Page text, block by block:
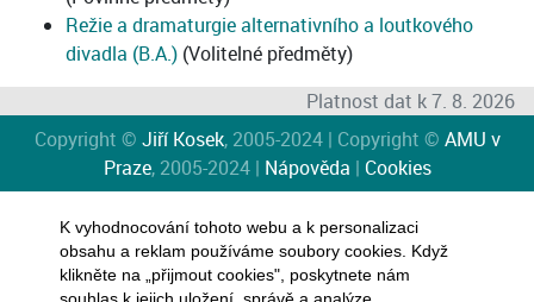
Režie a dramaturgie alternativního a loutkového
divadla (B.A.) (Volitelné předměty)
Platnost dat k 7. 8. 2026
Copyright © Jiří Kosek, 2005-2024 | Copyright © AMU v
Praze, 2005-2024 | Nápověda | Cookies
K vyhodnocování tohoto webu a k personalizaci
obsahu a reklam používáme soubory cookies. Když
klikněte na „přijmout cookies", poskytnete nám